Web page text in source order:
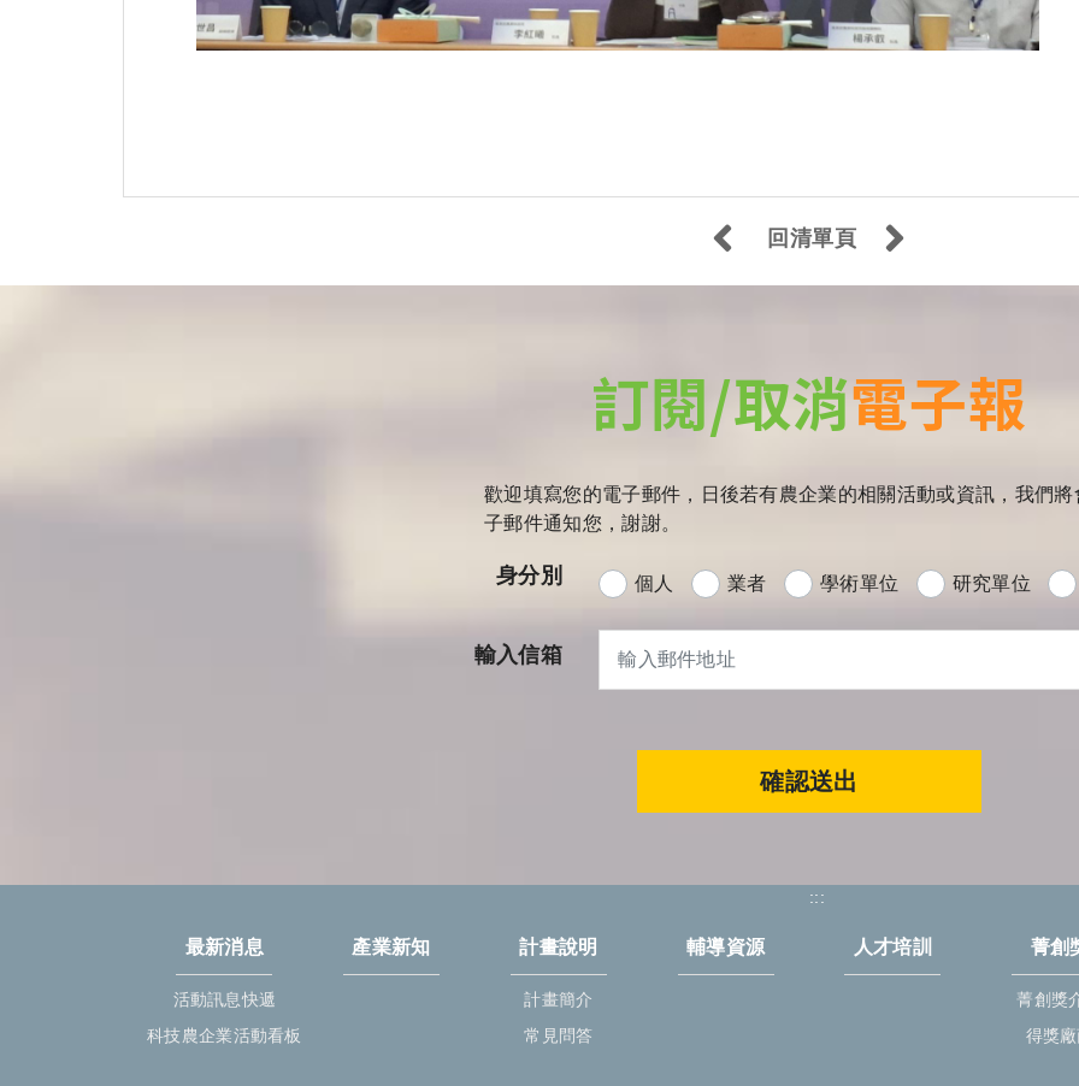
回清單頁
訂閱/取消電子報
歡迎填寫您的電子郵件，日後若有農企業的相關活動或資訊，我們將
子郵件通知您，謝謝。
身分別 個人 業者 學術單位 研究單位
輸入信箱
確認送出
:::
最新消息
活動訊息快遞
科技農企業活動看板
產業新知 計畫說明
計畫簡介
常見問答
輔導資源 人才培訓 菁創
菁創獎
得獎